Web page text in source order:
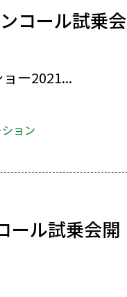
コール試乗会
ー2021...
ョン
ール試乗会開